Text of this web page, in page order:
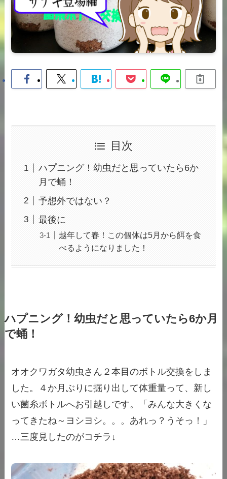
目次
ハプニング！幼虫だと思っていたら6か
月で蛹！
予想外ではない？
最後に
越年して春！この個体は5月から餌を食
べるようになりました！
ハプニング！幼虫だと思っていたら6か月
で蛹！
オオクワガタ幼虫さん２本目のボトル交換をしま
した。４か月ぶりに掘り出して体重量って、新し
い菌糸ボトルへお引越しです。「みんな大きくな
ってきたね～ヨシヨシ。。。あれっ？うそっ！」
…三度見したのがコチラ↓